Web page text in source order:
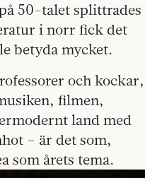
50-talet splittrades
i norr fick det
betyda mycket.
och kockar,
filmen,
land med
– är det som,
som årets tema.